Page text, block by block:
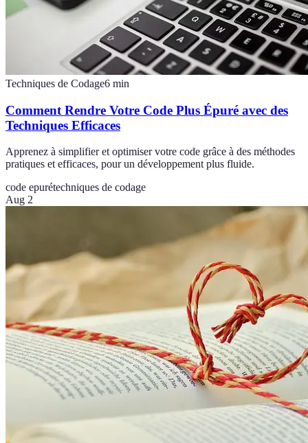
Techniques de Codage6 min
Comment Rendre Votre Code Plus Épuré avec des
Techniques Efficaces
Apprenez à simplifier et optimiser votre code grâce à des méthodes
pratiques et efficaces, pour un développement plus fluide.
code epurétechniques de codage
Aug 2